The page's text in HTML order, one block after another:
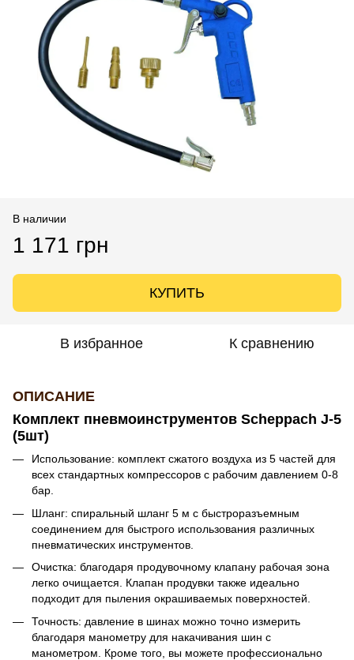
В наличии
1 171 грн
КУПИТЬ
В избранное К сравнению
ОПИСАНИЕ
Комплект пневмоинструментов Scheppach J-5
(5шт)
Использование: комплект сжатого воздуха из 5 частей для
всех стандартных компрессоров с рабочим давлением 0-8
бар.
Шланг: спиральный шланг 5 м с быстроразъемным
соединением для быстрого использования различных
пневматических инструментов.
Очистка: благодаря продувочному клапану рабочая зона
легко очищается. Клапан продувки также идеально
подходит для пыления окрашиваемых поверхностей.
Точность: давление в шинах можно точно измерить
благодаря манометру для накачивания шин с
манометром. Кроме того, вы можете профессионально